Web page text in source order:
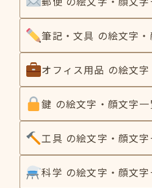
筆記・文具 の絵文字
オフィス用品 の絵文
鍵 の絵文字・顔文字
工具 の絵文字・顔文
科学 の絵文字・顔文